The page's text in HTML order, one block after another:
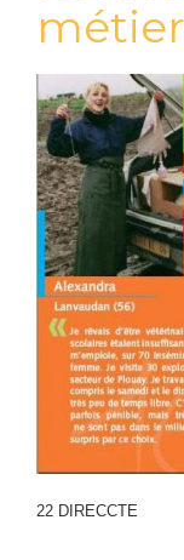
22 DIRECCTE